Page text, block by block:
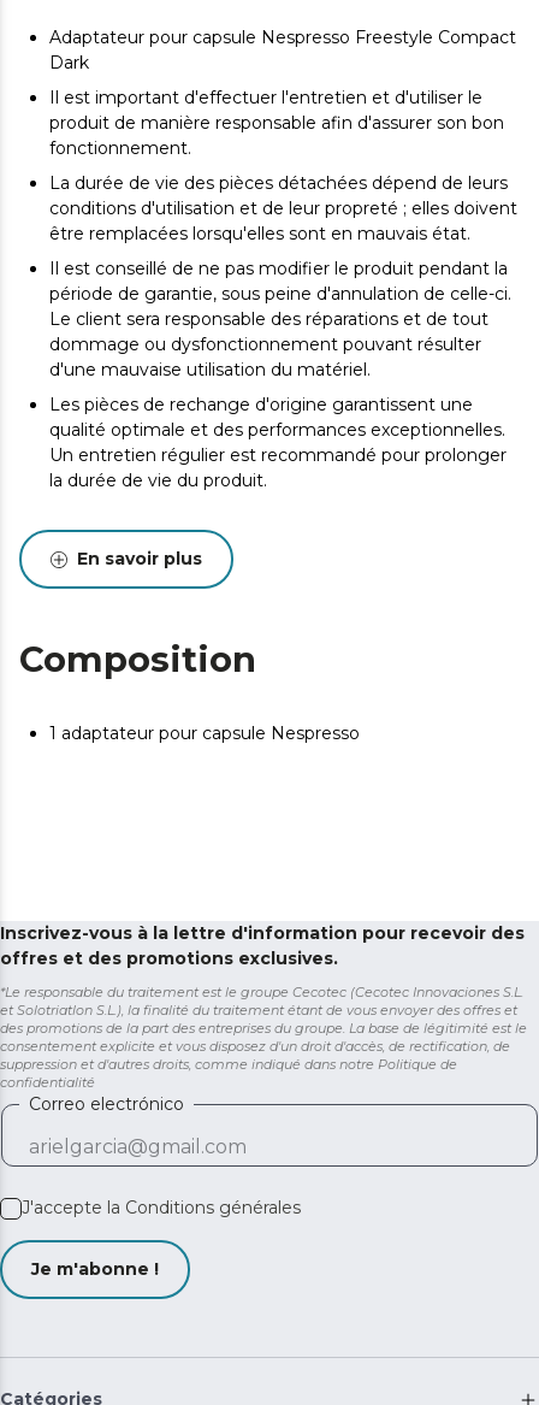
Adaptateur pour capsule Nespresso Freestyle Compact
Dark
Il est important d'effectuer l'entretien et d'utiliser le
produit de manière responsable afin d'assurer son bon
fonctionnement.
La durée de vie des pièces détachées dépend de leurs
conditions d'utilisation et de leur propreté ; elles doivent
être remplacées lorsqu'elles sont en mauvais état.
Il est conseillé de ne pas modifier le produit pendant la
période de garantie, sous peine d'annulation de celle-ci.
Le client sera responsable des réparations et de tout
dommage ou dysfonctionnement pouvant résulter
d'une mauvaise utilisation du matériel.
Les pièces de rechange d'origine garantissent une
qualité optimale et des performances exceptionnelles.
Un entretien régulier est recommandé pour prolonger
la durée de vie du produit.
En savoir plus
Composition
1 adaptateur pour capsule Nespresso
Inscrivez-vous à la lettre d'information pour recevoir des
offres et des promotions exclusives.
*Le responsable du traitement est le groupe Cecotec (Cecotec Innovaciones S.L.
et Solotriatlon S.L.), la finalité du traitement étant de vous envoyer des offres et
des promotions de la part des entreprises du groupe. La base de légitimité est le
consentement explicite et vous disposez d'un droit d'accès, de rectification, de
suppression et d'autres droits, comme indiqué dans notre Politique de
confidentialité
Correo electrónico
J'accepte la Conditions générales
Je m'abonne !
Catégories